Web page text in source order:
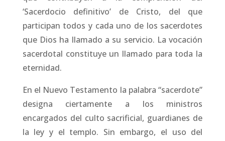
‘Sacerdocio definitivo’ de Cristo, del que
participan todos y cada uno de los sacerdotes
que Dios ha llamado a su servicio. La vocación
sacerdotal constituye un llamado para toda la
eternidad.
En el Nuevo Testamento la palabra “sacerdote”
designa ciertamente a los ministros
encargados del culto sacrificial, guardianes de
la ley y el templo. Sin embargo, el uso del